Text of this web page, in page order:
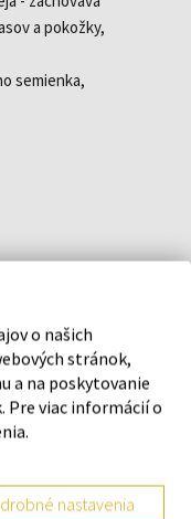
a pokožky,
semienka,
ondulované vlasy.
o našich
stránok,
a na poskytovanie
Pre viac informácií o
nastavenia